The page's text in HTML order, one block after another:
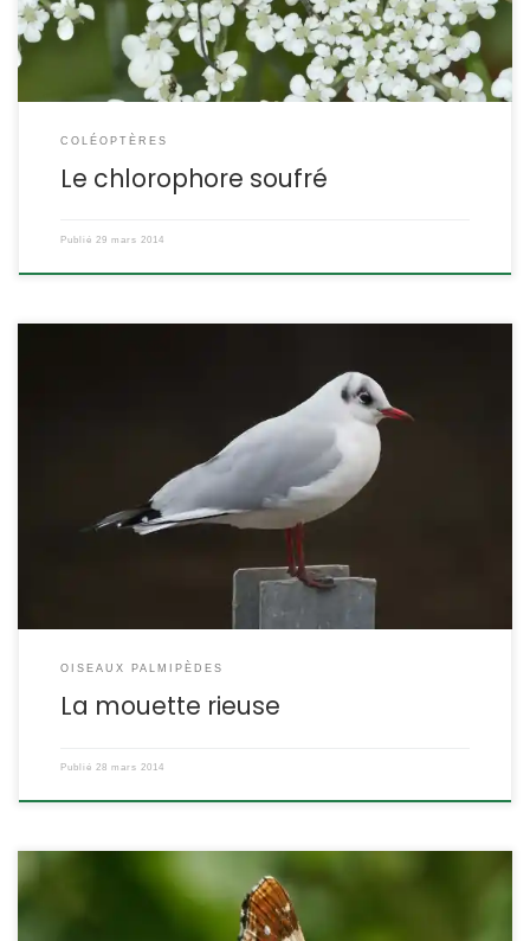
COLÉOPTÈRES
Le chlorophore soufré
Publié 29 mars 2014
Mouette, goéland ? Comment les reconnaître ? La mouette rieuse
est l’une des espèces les plus courantes, aussi bien dans les
terres qu’en bord de mer. Mais attention, elle mue deux fois par
an et change d’aspect ! Larus ridibundus POSITION
SYSTÉMATIQUE : Vertébré Oiseau Palmipède Famille des Laridae
ETYMOLOGIE : Larus = mouette et ridibundus = […]
OISEAUX PALMIPÈDES
La mouette rieuse
Publié 28 mars 2014